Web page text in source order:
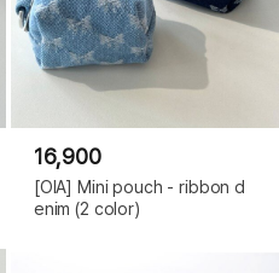
16,900
[OIA] Mini pouch - ribbon d
enim (2 color)